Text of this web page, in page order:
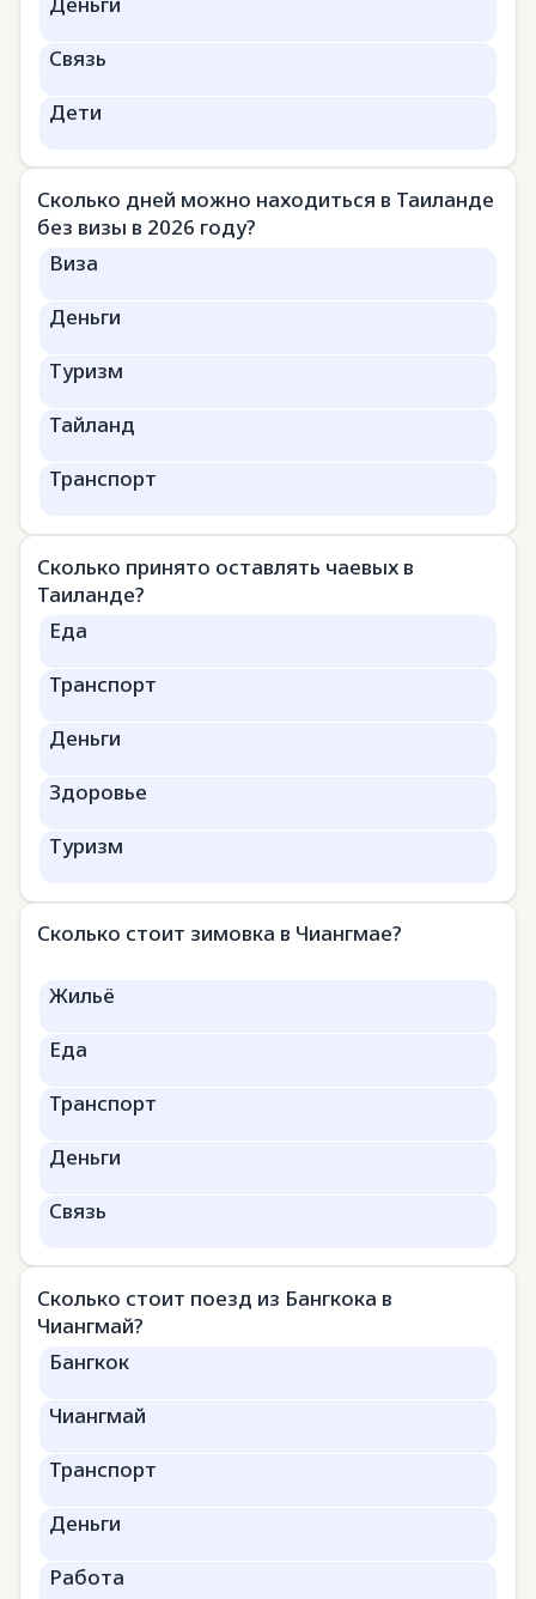
Связь
Дети
Сколько дней можно находиться в Таиланде
без визы в 2026 году?
Виза
Деньги
Туризм
Тайланд
Транспорт
Сколько принято оставлять чаевых в
Таиланде?
Еда
Транспорт
Деньги
Здоровье
Туризм
Сколько стоит зимовка в Чиангмае?
Жильё
Еда
Транспорт
Деньги
Связь
Сколько стоит поезд из Бангкока в
Чиангмай?
Бангкок
Чиангмай
Транспорт
Деньги
Работа